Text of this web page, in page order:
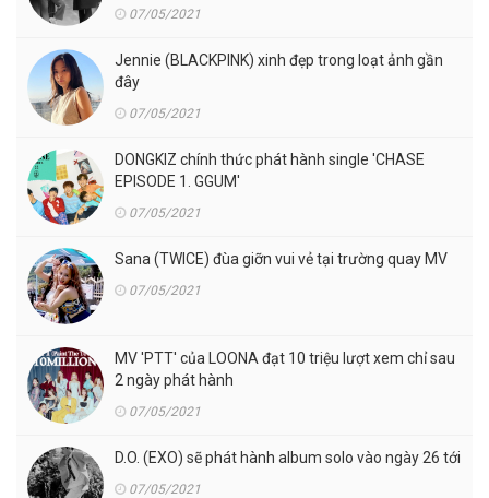
07/05/2021
Jennie (BLACKPINK) xinh đẹp trong loạt ảnh gần
đây
07/05/2021
DONGKIZ chính thức phát hành single 'CHASE
EPISODE 1. GGUM'
07/05/2021
Sana (TWICE) đùa giỡn vui vẻ tại trường quay MV
07/05/2021
MV 'PTT' của LOONA đạt 10 triệu lượt xem chỉ sau
2 ngày phát hành
07/05/2021
D.O. (EXO) sẽ phát hành album solo vào ngày 26 tới
07/05/2021